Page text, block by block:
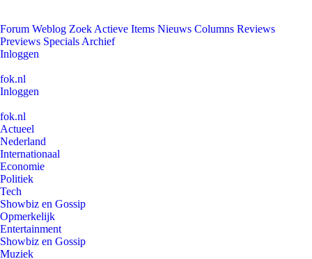
Forum Weblog Zoek Actieve Items Nieuws Columns Reviews
Previews Specials Archief
Inloggen
fok.nl
Inloggen
fok.nl
Actueel
Nederland
Internationaal
Economie
Politiek
Tech
Showbiz en Gossip
Opmerkelijk
Entertainment
Showbiz en Gossip
Muziek